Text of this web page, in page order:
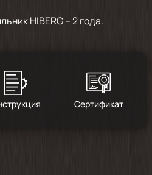
HIBERG – 2 года.
Сертификат